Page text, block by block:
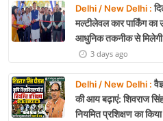
Delhi / New Delhi :
मल्टीलेवल कार पार्किंग
आधुनिक तकनीक से मिलेगी
3 days ago
Delhi / New Delhi :
की आय बढ़ाएं: शिवराज
नियमित प्रशिक्षण का